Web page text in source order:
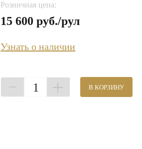
Розничная цена:
15 600 руб./рул
Узнать о наличии
1 В КОРЗИНУ